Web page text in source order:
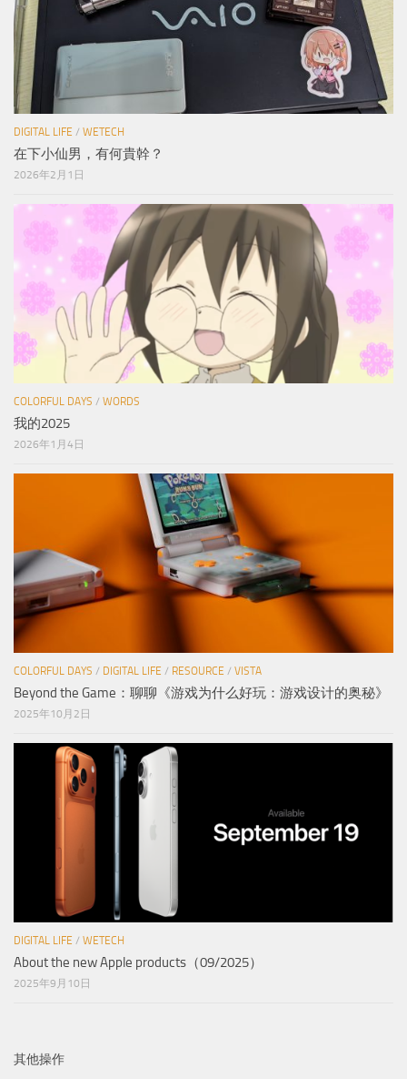
DIGITAL LIFE / WETECH
在下小仙男，有何貴幹？
2026年2月1日
COLORFUL DAYS / WORDS
我的2025
2026年1月4日
COLORFUL DAYS / DIGITAL LIFE / RESOURCE / VISTA
Beyond the Game：聊聊《游戏为什么好玩：游戏设计的奥秘》
2025年10月2日
DIGITAL LIFE / WETECH
About the new Apple products（09/2025）
2025年9月10日
其他操作